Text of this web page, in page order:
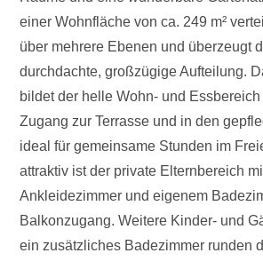
einer Wohnfläche von ca. 249 m²
über mehrere Ebenen und überzeugt
durchdachte, großzügige Aufteilung.
bildet der helle Wohn- und
Zugang zur Terrasse und in den
ideal für gemeinsame Stunden im
attraktiv ist der private Elternbereich
Ankleidezimmer und eigenem
Balkonzugang. Weitere Kinder- und
ein zusätzliches Badezimmer runden